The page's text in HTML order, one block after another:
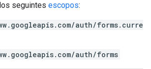
seguintes escopos:
auth/forms.curre
auth/forms